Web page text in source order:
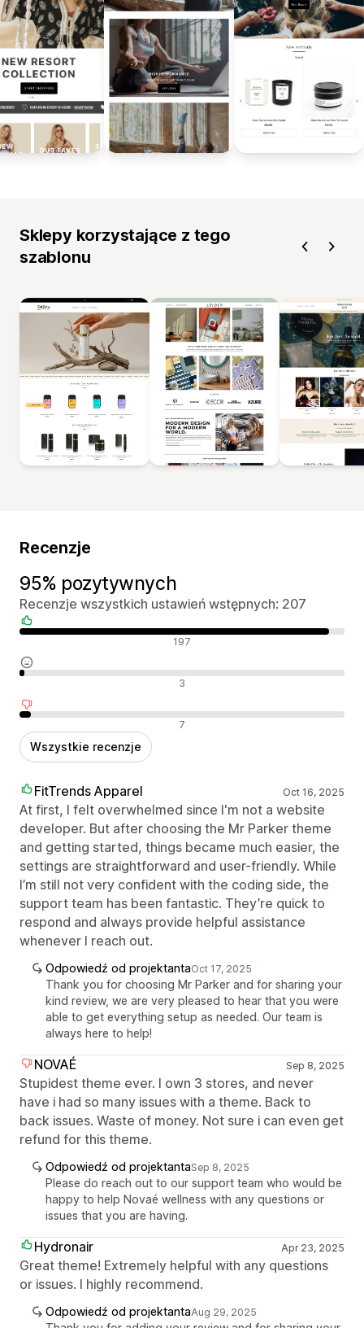
Sklepy korzystające z tego
szablonu
Recenzje
95% pozytywnych
Recenzje wszystkich ustawień wstępnych: 207
Pozytywne recenzje 197
Neutralne recenzje 3
Negatywne recenzje 7
Wszystkie recenzje
FitTrends Apparel Oct 16, 2025
At first, I felt overwhelmed since I'm not a website
developer. But after choosing the Mr Parker theme
and getting started, things became much easier, the
settings are straightforward and user-friendly. While
I’m still not very confident with the coding side, the
support team has been fantastic. They’re quick to
respond and always provide helpful assistance
whenever I reach out.
Odpowiedź od projektantaOct 17, 2025
Thank you for choosing Mr Parker and for sharing your
kind review, we are very pleased to hear that you were
able to get everything setup as needed. Our team is
always here to help!
NOVAÉ Sep 8, 2025
Stupidest theme ever. I own 3 stores, and never
have i had so many issues with a theme. Back to
back issues. Waste of money. Not sure i can even get
refund for this theme.
Odpowiedź od projektantaSep 8, 2025
Please do reach out to our support team who would be
happy to help Novaé wellness with any questions or
issues that you are having.
Hydronair Apr 23, 2025
Great theme! Extremely helpful with any questions
or issues. I highly recommend.
Odpowiedź od projektantaAug 29, 2025